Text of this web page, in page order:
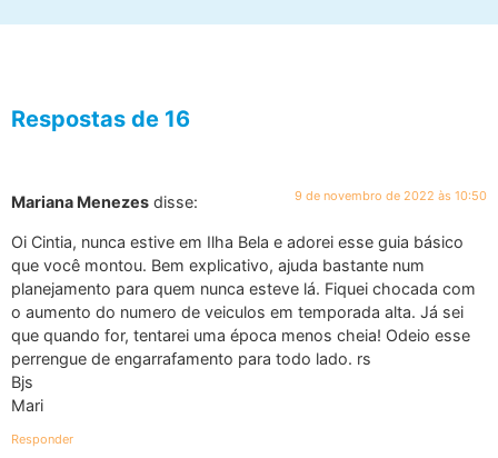
Respostas de 16
Mariana Menezes disse: 9 de novembro de 2022 às 10:50
Oi Cintia, nunca estive em Ilha Bela e adorei esse guia básico
que você montou. Bem explicativo, ajuda bastante num
planejamento para quem nunca esteve lá. Fiquei chocada com
o aumento do numero de veiculos em temporada alta. Já sei
que quando for, tentarei uma época menos cheia! Odeio esse
perrengue de engarrafamento para todo lado. rs
Bjs
Mari
Responder